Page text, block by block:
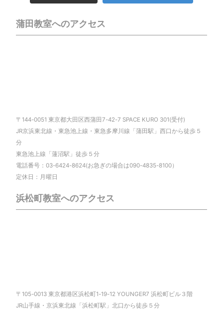
蒲田教室へのアクセス
〒144-0051 東京都大田区西蒲田7-42-7 SPACE KURO 301(受付)
JR京浜東北線・東急池上線・東急多摩川線「蒲田駅」西口から徒歩５
分
東急池上線「蓮沼駅」徒歩５分
電話番号：03-6424-8624(お急ぎの場合は090-4835-8100）
定休日：月曜日
浜松町教室へのアクセス
〒105-0013 東京都港区浜松町1-19-12 YOUNGER7 浜松町ビル３階
JR山手線・京浜東北線「浜松町駅」北口から徒歩５分